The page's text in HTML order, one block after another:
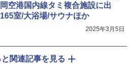
空港国内線タミ複合施設に出
室/大浴場/サウナほか
2025年3月5日
と関連記事を見る